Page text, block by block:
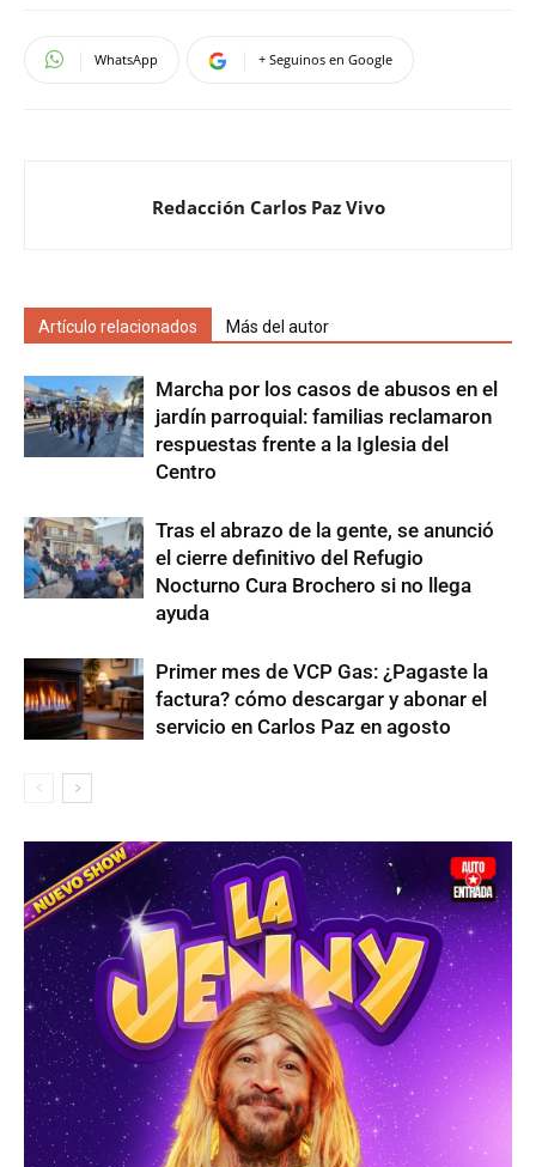
WhatsApp + Seguinos en Google
Redacción Carlos Paz Vivo
Artículo relacionados Más del autor
Marcha por los casos de abusos en el
jardín parroquial: familias reclamaron
respuestas frente a la Iglesia del
Centro
Tras el abrazo de la gente, se anunció
el cierre definitivo del Refugio
Nocturno Cura Brochero si no llega
ayuda
Primer mes de VCP Gas: ¿Pagaste la
factura? cómo descargar y abonar el
servicio en Carlos Paz en agosto